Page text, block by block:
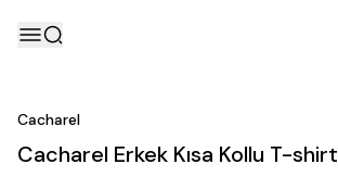
Cacharel
Cacharel Erkek Kısa Kollu T-shirt